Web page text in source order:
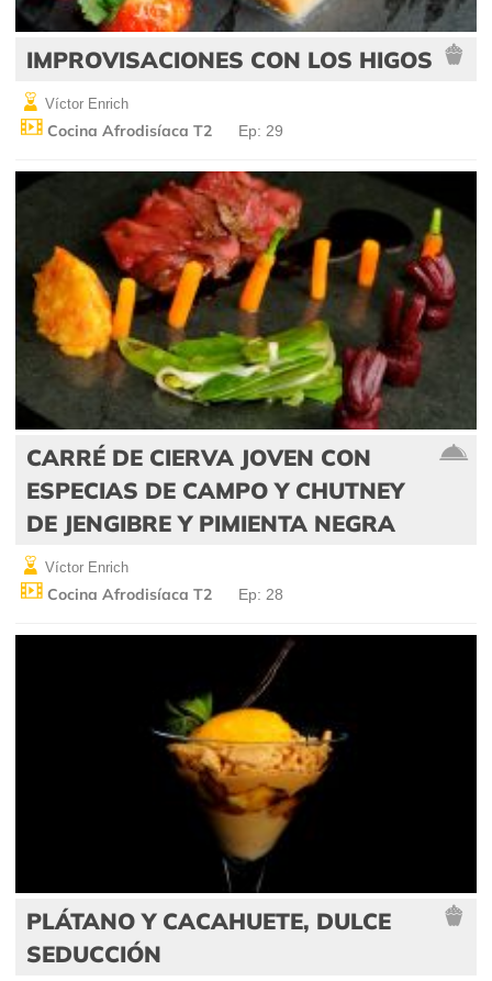
IMPROVISACIONES CON LOS HIGOS
Víctor Enrich
Cocina Afrodisíaca T2 Ep: 29
CARRÉ DE CIERVA JOVEN CON
ESPECIAS DE CAMPO Y CHUTNEY
DE JENGIBRE Y PIMIENTA NEGRA
Víctor Enrich
Cocina Afrodisíaca T2 Ep: 28
PLÁTANO Y CACAHUETE, DULCE
SEDUCCIÓN